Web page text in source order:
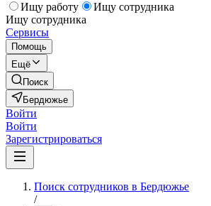
Ищу работу
Ищу сотрудника
Ищу сотрудника
Сервисы
Помощь
Ещё
Поиск
Бердюжье
Войти
Войти
Зарегистрироваться
Поиск сотрудников в Бердюжье
/